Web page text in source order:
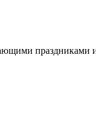
праздниками